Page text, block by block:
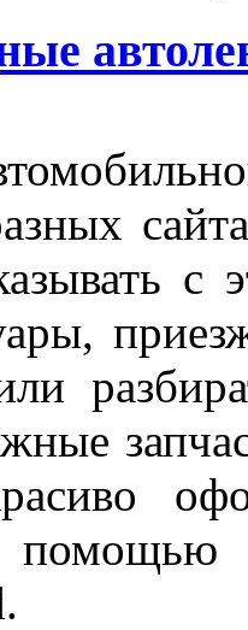
с